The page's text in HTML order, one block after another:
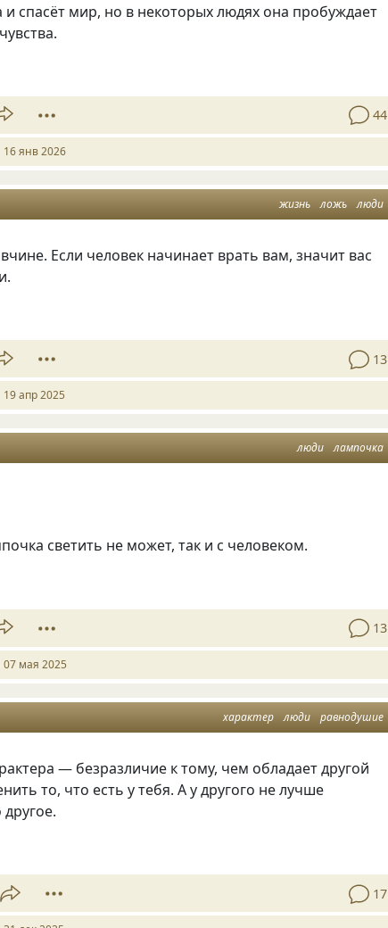
спасёт мир, но в некоторых людях она пробуждает
44
16 янв 2026
жизнь ложь люди
Если человек начинает врать вам, значит вас
13
19 апр 2025
люди лампочка
светить не может, так и с человеком.
13
07 мая 2025
характер люди равнодушие
— безразличие к тому, чем обладает другой
то, что есть у тебя. А у другого не лучше
17